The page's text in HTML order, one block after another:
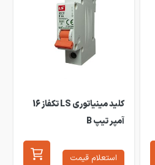
کلید مینیاتوری LS تکفاز 16
آمپر تیپ B
استعلام قیمت